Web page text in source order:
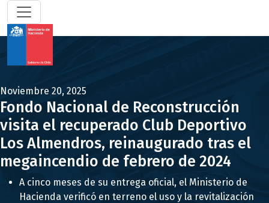
Noviembre 20, 2025
Fondo Nacional de Reconstrucción
visita el recuperado Club Deportivo
Los Almendros, reinaugurado tras el
megaincendio de febrero de 2024
A cinco meses de su entrega oficial, el Ministerio de
Hacienda verificó en terreno el uso y la revitalización